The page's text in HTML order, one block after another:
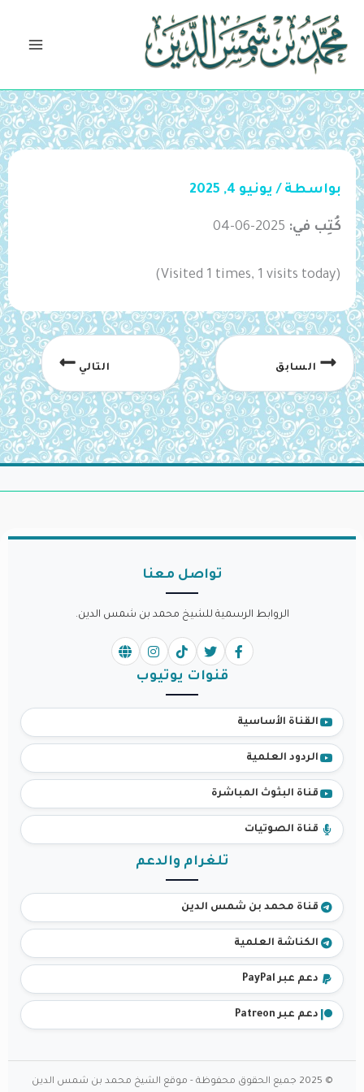
تخطي
المحتوى
بواسطة / يونيو 4, 2025
كُتِب في: 2025-06-04
(Visited 1 times, 1 visits today)
السابق التالي
تواصل معنا
الروابط الرسمية للشيخ محمد بن شمس الدين.
قنوات يوتيوب
القناة الأساسية
الردود العلمية
قناة البثوث المباشرة
قناة الصوتيات
تلغرام والدعم
قناة محمد بن شمس الدين
الكناشة العلمية
دعم عبر PayPal
دعم عبر Patreon
© 2025 جميع الحقوق محفوظة - موقع الشيخ محمد بن شمس الدين